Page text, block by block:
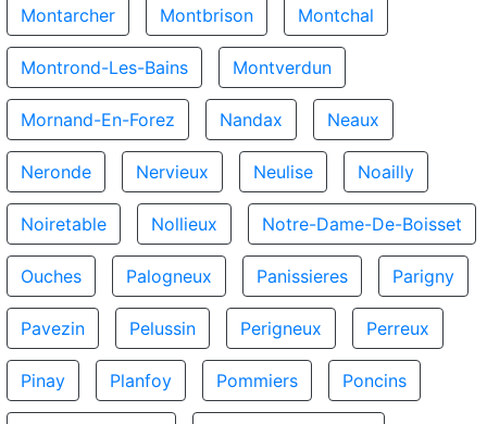
Montarcher Montbrison Montchal
Montrond-Les-Bains Montverdun
Mornand-En-Forez Nandax Neaux
Neronde Nervieux Neulise Noailly
Noiretable Nollieux Notre-Dame-De-Boisset
Ouches Palogneux Panissieres Parigny
Pavezin Pelussin Perigneux Perreux
Pinay Planfoy Pommiers Poncins